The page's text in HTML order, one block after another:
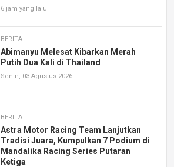
6 jam yang lalu
BERITA
Abimanyu Melesat Kibarkan Merah
Putih Dua Kali di Thailand
Senin, 03 Agustus 2026
BERITA
Astra Motor Racing Team Lanjutkan
Tradisi Juara, Kumpulkan 7 Podium di
Mandalika Racing Series Putaran
Ketiga